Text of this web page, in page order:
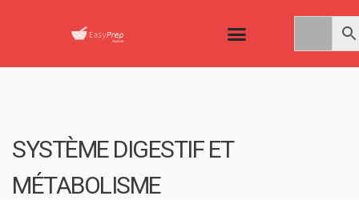
SYSTÈME DIGESTIF ET
MÉTABOLISME